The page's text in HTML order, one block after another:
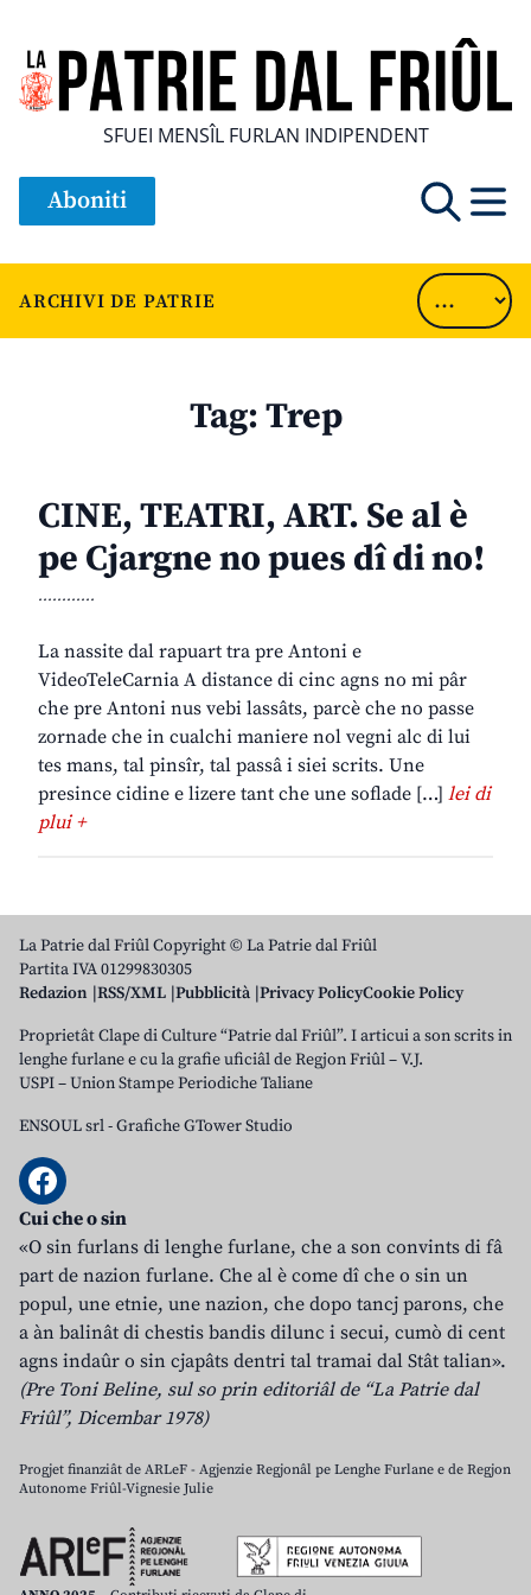
SFUEI MENSÎL FURLAN INDIPENDENT
Aboniti
ARCHIVI DE PATRIE
Tag:Trep
CINE, TEATRI, ART. Se al è
pe Cjargne no pues dî di no!
............
La nassite dal rapuart tra pre Antoni e
VideoTeleCarnia A distance di cinc agns no mi pâr
che pre Antoni nus vebi lassâts, parcè che no passe
zornade che in cualchi maniere nol vegni alc di lui
tes mans, tal pinsîr, tal passâ i siei scrits. Une
presince cidine e lizere tant che une soflade […] lei di
plui +
La Patrie dal Friûl Copyright © La Patrie dal Friûl
Partita IVA 01299830305
Redazion RSS/XML Pubblicità Privacy PolicyCookie Policy
Proprietât Clape di Culture “Patrie dal Friûl”. I articui a son scrits in
lenghe furlane e cu la grafie uficiâl de Regjon Friûl – V.J.
USPI – Union Stampe Periodiche Taliane
ENSOUL srl-Grafiche GTower Studio
Cui che o sin
«O sin furlans di lenghe furlane, che a son convints di fâ
part de nazion furlane. Che al è come dî che o sin un
popul, une etnie, une nazion, che dopo tancj parons, che
a àn balinât di chestis bandis dilunc i secui, cumò di cent
agns indaûr o sin cjapâts dentri tal tramai dal Stât talian».
(Pre Toni Beline, sul so prin editoriâl de “La Patrie dal
Friûl”, Dicembar 1978)
Progjet finanziât de ARLeF - Agjenzie Regjonâl pe Lenghe Furlane e de Regjon
Autonome Friûl-Vignesie Julie